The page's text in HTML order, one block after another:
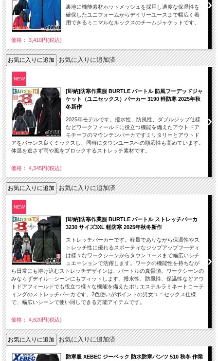
裏地に機能素材ホットメッシュを採用し適度な保温性を
確保したユニフォームからデイリーユースまで幅広く着
用できるミニマルなルックスのチームジャケットです。
価格： 3,410円(税込)
お気に入りに追加済
NEW
[即納]防寒作業服 BURTLE バートル 防風フーデッドジャ
ケット（ユニセックス）パーカー 3190 軽防寒 2025年秋
冬新作
2025年モデルです。撥水性、防風性、ダブルジップ仕様
などワークフィールドに役立つ機能を備えたアウトドア
モチーフのマウンテンパーカですミリタリーとアウトド
アをバランス良くミックスし、同時にタウンユースへの順応性も高めています。
体温を逃さず雨や風をブロックするストレッチ素材です。
価格： 4,345円(税込)
お気に入りに追加済
NEW
[即納]防寒作業服 BURTLE バートル ストレッチパーカ
3230 サイズ3XL 軽防寒 2025年秋冬新作
ストレッチパーカーです。軽量でありながら保温性やス
トレッチ性に優れるスポーティなジップアップフ―ディ
は様々なワークシーンからタウンユースまで幅広いシチ
ュエーションで活躍します。ワークの機能性を持ちなが
ら日常にも溶け込むストレッチデザインは、バートルの真骨頂。ワークシーンの
みならずデイル―シーンにもフィットします。撥水性、防風性、保温性などアウ
トドアフィールドでも役立つ様々な機能を備えたポリエステルラミネートコーテ
ィングのストレッチパーカです。2色使いがポイントの男女ユニセックス仕様
で、幅広いシーンで使い回しできる万能アイテムです。
価格： 4,620円(税込)
お気に入りに追加済
防寒服 XEBEC ジーベック 防水防寒パンツ 510 秋冬 作業